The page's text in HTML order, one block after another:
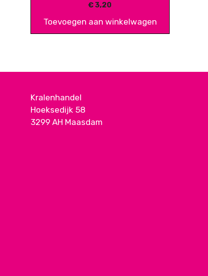
€3,20
Toevoegen aan winkelwagen
Kralenhandel
Hoeksedijk 58
3299 AH Maasdam